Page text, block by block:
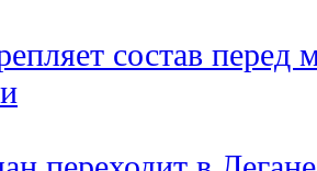
состав перед